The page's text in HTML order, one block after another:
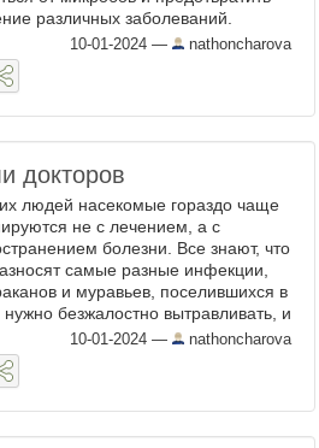
различных заболеваний.
также нужно мыть руки после
уборной, по возвращении ...
10-01-2024 — nathoncharova
докторов
людей насекомые гораздо чаще
не с лечением, а с
болезни. Все знают, что
самые разные инфекции,
и муравьев, поселившихся в
безжалостно вытравливать, и
комары каждый год
почти 3 миллиона ...
10-01-2024 — nathoncharova